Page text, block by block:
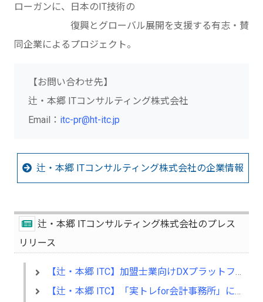
ローガンに、日本のIT技術の
復興とグローバル展開を支援する有志・賛
同企業によるプロジェクト。
【お問い合わせ先】
辻・本郷 ITコンサルティング株式会社
Email： itc-pr@ht-itc.jp
辻・本郷 ITコンサルティング株式会社の企業情報
辻・本郷 ITコンサルティング株式会社のプレス
リリース
【辻・本郷 ITC】加盟士業向けDXプラットフォーム「withDX」提供開始のお知らせ
【辻・本郷 ITC】「実トレfor会計事務所」に「freee会計実トレ研修」を新規追加